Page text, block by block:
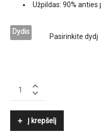
Užpildas: 90% anties
Dydis
RALPH
Į krepšelį